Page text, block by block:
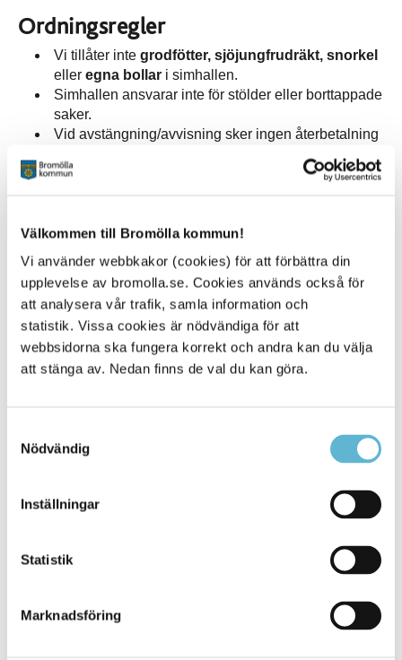
Välkommen till Bromölla kommun!
Vi använder webbkakor (cookies) för att förbättra din
upplevelse av bromolla.se. Cookies används också för
att analysera vår trafik, samla information och
statistik. Vissa cookies är nödvändiga för att
webbsidorna ska fungera korrekt och andra kan du välja
att stänga av. Nedan finns de val du kan göra.
Nödvändig
Inställningar
Statistik
Marknadsföring
Ordningsregler
Vi tillåter inte grodfötter, sjöjungfrudräkt, snorkel
eller egna bollar i simhallen.
Simhallen ansvarar inte för stölder eller borttappade
saker.
Vid avstängning/avvisning sker ingen återbetalning
Värdesaker ska förvaras i de låsbara
Det är alkoholförbud i simhallen.
Skärmförbud gäller i hallen samt omklädningsrum.
Medhavd mat/fika är inte tillåten i hallen samt
omklädningsrum.
Alla former av glasartiklar är förbjudna inom
anläggningen.
Dyk bara på den djupa delen av bassängen och på
leksidan.
Tack för att du tar del av och respekterar våra
regler!
Öppettider och priser